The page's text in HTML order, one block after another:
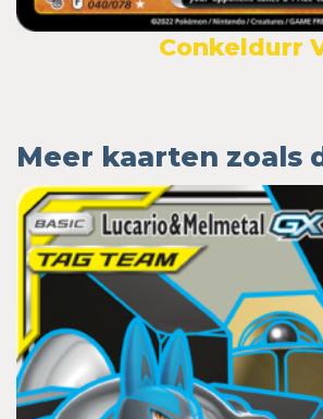
Conkeldurr
Meer kaarten zoals